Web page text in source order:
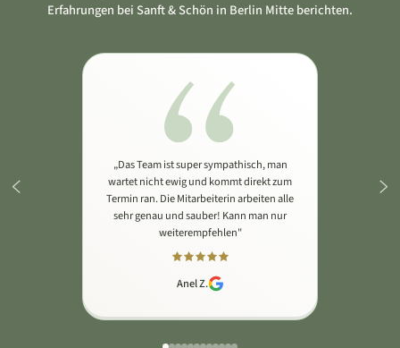
Erfahrungen bei Sanft & Schön in Berlin Mitte berichten.
„Das Team ist super sympathisch, man
wartet nicht ewig und kommt direkt zum
Termin ran. Die Mitarbeiterin arbeiten alle
sehr genau und sauber! Kann man nur
weiterempfehlen"
Anel Z.